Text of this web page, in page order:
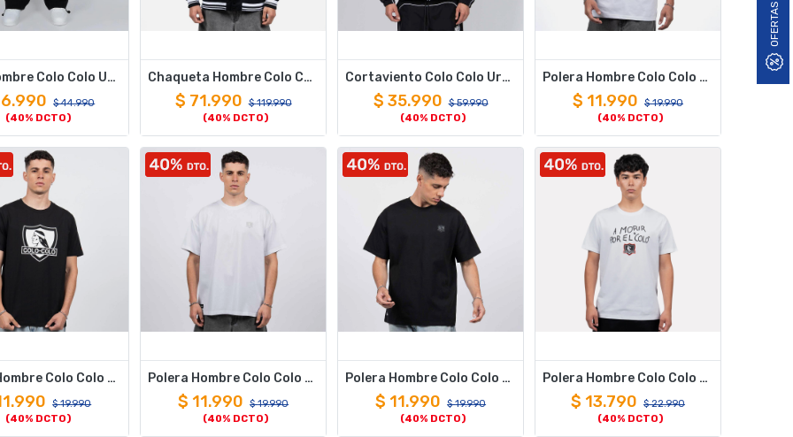
OFERTAS
Buzo Hombre Colo Colo Urbano Negro i26
$44.990
(40% DCTO)
Chaqueta Hombre Colo Colo Urbano Varsity Full Black
$ 71.990 $119.990
(40% DCTO)
Cortaviento Colo Colo Urbano Negro i26
$ 35.990 $59.990
(40% DCTO)
Polera Hombre Colo Colo Urbano Blanco Escudo Negro
$ 11.990 $19.990
(40% DCTO)
Polera Hombre Colo Colo Urbano Negro Escudo Blanco
$19.990
(40% DCTO)
Polera Hombre Colo Colo Urbano Blanco Oversize Escudo Pequeño Gris
$ 11.990 $19.990
(40% DCTO)
Polera Hombre Colo Colo Urbano Negro Oversize Escudo Pequeño Gris
$ 11.990 $19.990
(40% DCTO)
Polera Hombre Colo Colo Urbano "Por el Colo" Blanco
$ 13.790 $22.990
(40% DCTO)